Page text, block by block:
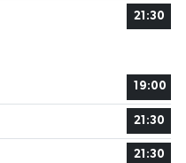
21:30
19:00
21:30
21:30